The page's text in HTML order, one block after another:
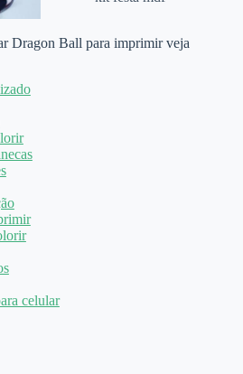
Dragon Ball para imprimir veja
celular